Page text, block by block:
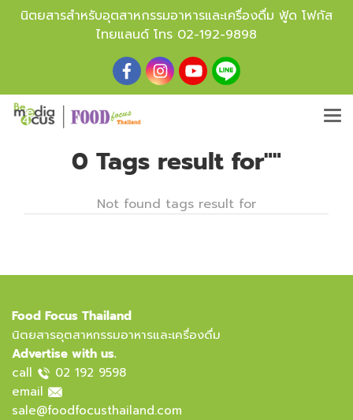
นิตยสารสำหรับอุตสาหกรรมอาหารและเครื่องดื่ม ฟู้ด โฟกัส
ไทยแลนด์ โทร 02-192-9898
0 Tags result for""
Not found tags result for
Food Focus Thailand
นิตยสารอุตสาหกรรมอาหารและเครื่องดื่ม
Advertise with us.
call
02 192 9598
email
sale@foodfocusthailand.com